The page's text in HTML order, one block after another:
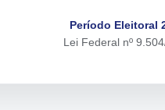
Período Eleitoral
Lei Federal nº